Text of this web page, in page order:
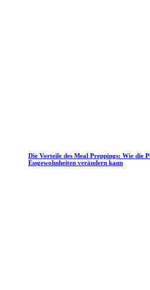
Die Vorteile des Meal Preppings: Wie die
Essgewohnheiten verändern kann